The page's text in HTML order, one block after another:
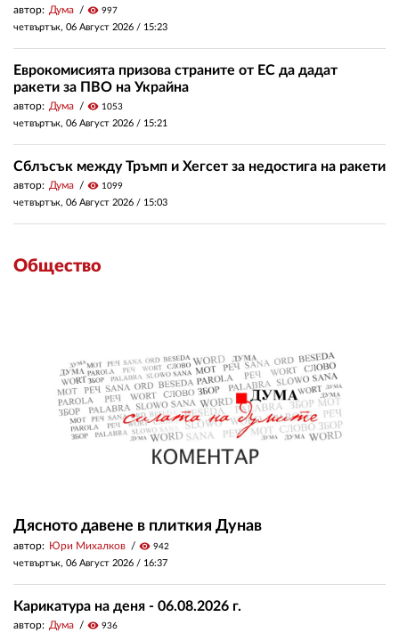
автор: Дума visibility 997
четвъртък, 06 Август 2026 / 15:23
Еврокомисията призова страните от ЕС да дадат
ракети за ПВО на Украйна
автор: Дума visibility 1053
четвъртък, 06 Август 2026 / 15:21
Сблъсък между Тръмп и Хегсет за недостига на ракети
автор: Дума visibility 1099
четвъртък, 06 Август 2026 / 15:03
Общество
Дясното давене в плиткия Дунав
автор: Юри Михалков visibility 942
четвъртък, 06 Август 2026 / 16:37
Карикатура на деня - 06.08.2026 г.
автор: Дума visibility 936